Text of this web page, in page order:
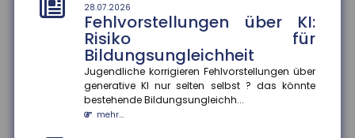
28.07.2026
Fehlvorstellungen über KI:
Risiko für
Bildungsungleichheit
Jugendliche korrigieren Fehlvorstellungen über
generative KI nur selten selbst ? das könnte
bestehende Bildungsungleichh...
mehr...
25.07.2026
Gesetzentwurf zur
Frühstartrente
Der Gesetzentwurf zur Frühstartrente nimmt Formen
an. Demnach sollen für jedes Kind vom sechsten bis
zum 18. Lebensjahr...
mehr...